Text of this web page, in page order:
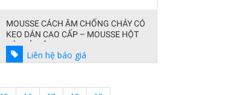
MOUSSE CÁCH ÂM CHỐNG CHÁY CÓ
KEO DÁN CAO CẤP – MOUSSE HỘT
GÀ GIẢM ÂM
Liên hệ báo giá